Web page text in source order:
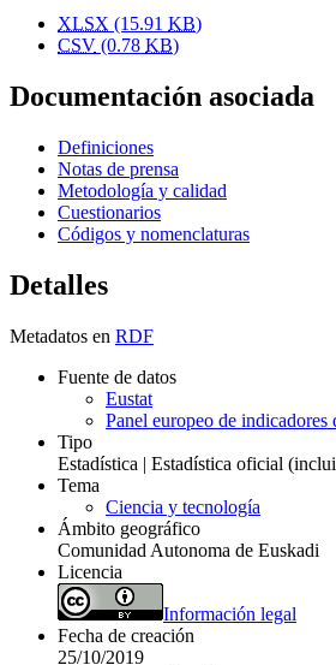
XLSX (15.91 KB)
CSV (0.78 KB)
Documentación asociada
Definiciones
Notas de prensa
Metodología y calidad
Cuestionarios
Códigos y nomenclaturas
Detalles
Metadatos en RDF
Fuente de datos
Eustat
Panel europeo de
Tipo
Estadística | Estadística oficial
Tema
Ciencia y tecnología
Ámbito geográfico
Comunidad Autonoma de Euskadi
Licencia
Información legal
Fecha de creación
25/10/2019